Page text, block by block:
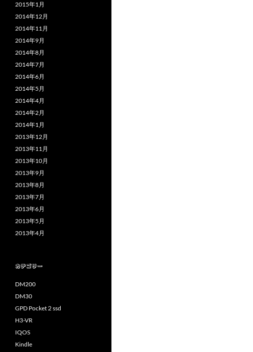
2015年1月
2014年12月
2014年11月
2014年9月
2014年8月
2014年7月
2014年6月
2014年5月
2014年4月
2014年2月
2014年1月
2013年12月
2013年11月
2013年10月
2013年9月
2013年8月
2013年7月
2013年6月
2013年5月
2013年4月
カテゴリー
DM200
DM30
GPD Pocket２ssd
H3-VR
IQOS
Kindle